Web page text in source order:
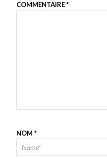
COMMENTAIRE*
NOM *